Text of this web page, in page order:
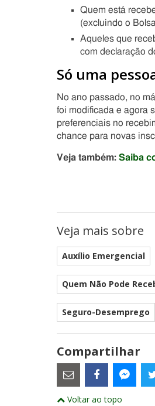
Quem está
(excluindo o
Aqueles que
com declaração
Só uma
No ano passado, no
foi modificada e agora
preferenciais no
chance para novas
Veja também: Saiba
Veja mais sobre
Auxílio Emergencial
Quem Não Pode
Seguro-Desemprego
Compartilhar
Estes
são
links
externos
abrirão
este este
Voltar ao topo